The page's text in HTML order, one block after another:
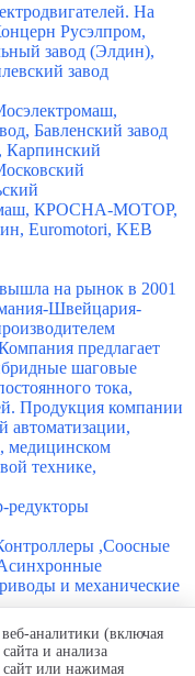
На
Русэлпром,
завод (Элдин),
завод
Бавленский завод
Карпинский
КРОСНА-МОТОР,
Euromotori, KEB
на рынок в 2001
Швейцария-
предлагает
шаговые
тока,
Продукция компании
автоматизации,
медицинском
технике,
,​Соосные
и механические
аналитики (включая
и анализа
сайт или нажимая